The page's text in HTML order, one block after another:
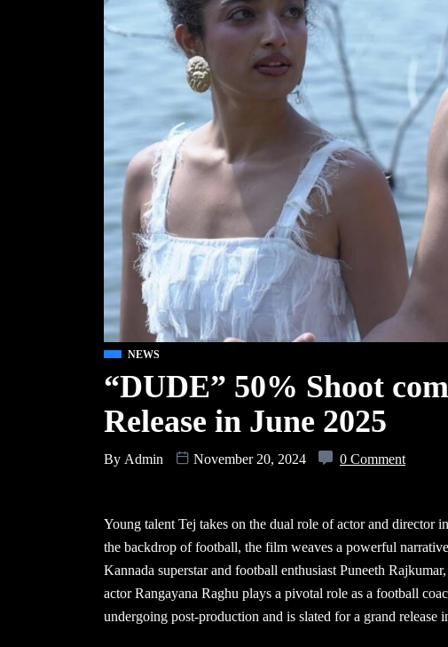
NEWS
“DUDE” 50% Shoot
Release in June 2025
By Admin November 20, 2024 0 Comment
Young talent Tej takes on the dual role of actor and
the backdrop of football, the film weaves a powerful
Kannada superstar and football enthusiast Puneeth
actor Rangayana Raghu plays a pivotal role as a football
undergoing post-production and is slated for a grand release